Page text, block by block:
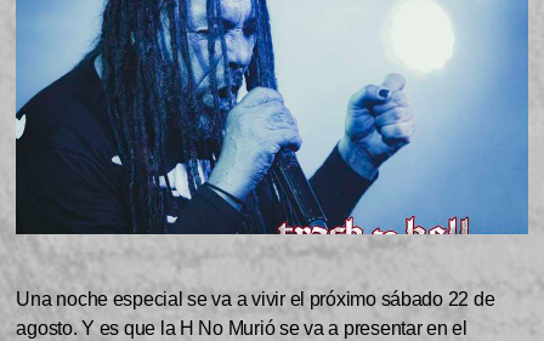
Una noche especial se va a vivir el próximo sábado 22 de
agosto. Y es que la H No Murió se va a presentar en el